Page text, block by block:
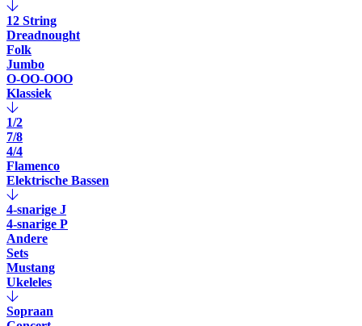
12 String
Dreadnought
Folk
Jumbo
O-OO-OOO
Klassiek
1/2
7/8
4/4
Flamenco
Elektrische Bassen
4-snarige J
4-snarige P
Andere
Sets
Mustang
Ukeleles
Sopraan